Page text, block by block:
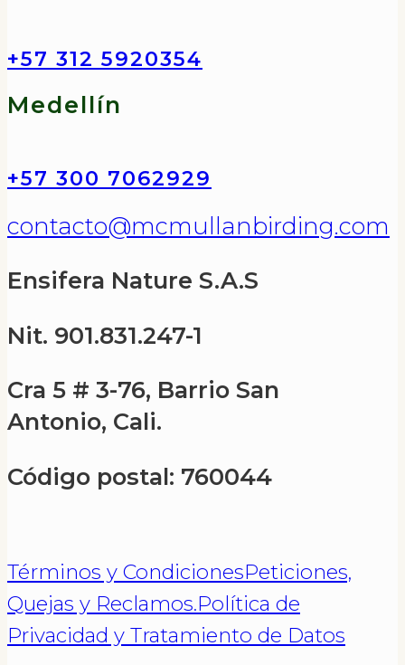
+57 312 5920354
Medellín
+57 300 7062929
contacto@mcmullanbirding.com
Ensifera Nature S.A.S
Nit. 901.831.247-1
Cra 5 # 3-76, Barrio San
Antonio, Cali.
Código postal: 760044
Términos y CondicionesPeticiones,
Quejas y Reclamos.Política de
Privacidad y Tratamiento de Datos